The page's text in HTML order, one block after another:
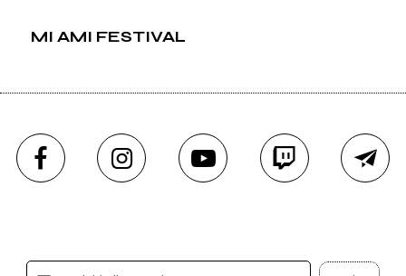
MI AMI FESTIVAL